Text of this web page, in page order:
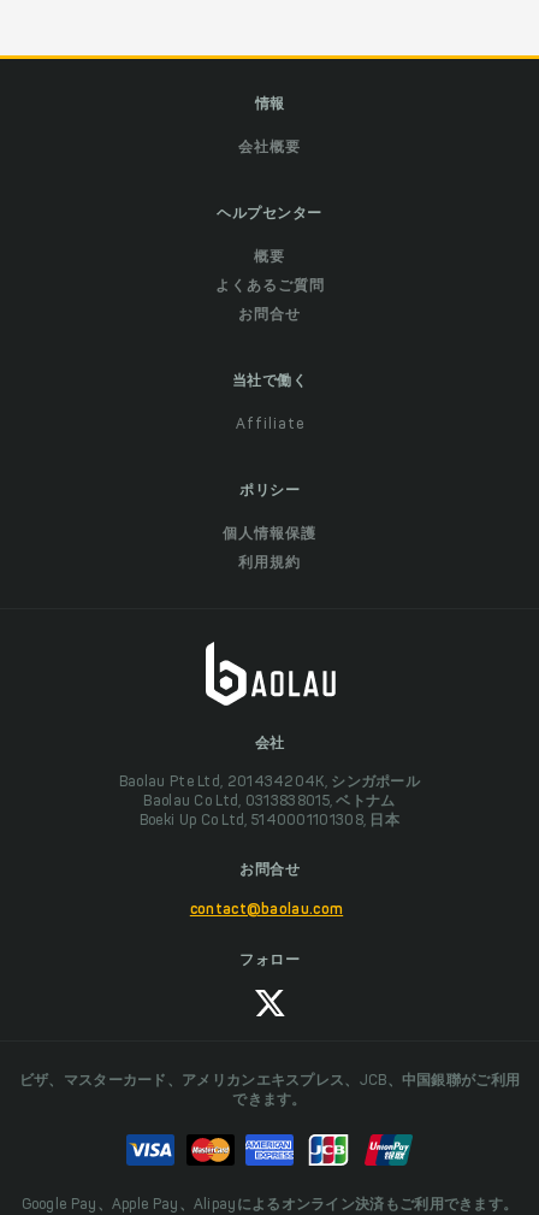
情報
会社概要
ヘルプセンター
概要
よくあるご質問
お問合せ
当社で働く
Affiliate
ポリシー
個人情報保護
利用規約
会社
Baolau Pte Ltd, 201434204K, シンガポール
Baolau Co Ltd, 0313838015, ベトナム
Boeki Up Co Ltd, 5140001101308, 日本
お問合せ
contact@baolau.com
フォロー
ビザ、マスターカード、アメリカンエキスプレス、JCB、中国銀聯がご利用
できます。
Google Pay、Apple Pay、Alipayによるオンライン決済もご利用できます。